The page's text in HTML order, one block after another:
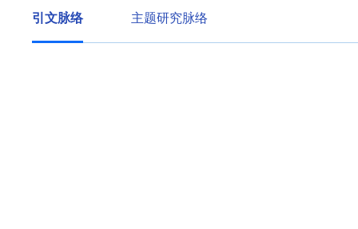
引文脉络 主题研究脉络